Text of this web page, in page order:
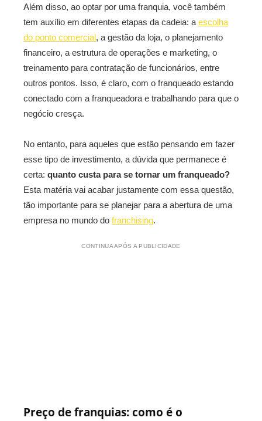
Além disso, ao optar por uma franquia, você também
tem auxílio em diferentes etapas da cadeia: a escolha
do ponto comercial, a gestão da loja, o planejamento
financeiro, a estrutura de operações e marketing, o
treinamento para contratação de funcionários, entre
outros pontos. Isso, é claro, com o franqueado estando
conectado com a franqueadora e trabalhando para que o
negócio cresça.
No entanto, para aqueles que estão pensando em fazer
esse tipo de investimento, a dúvida que permanece é
certa: quanto custa para se tornar um franqueado?
Esta matéria vai acabar justamente com essa questão,
tão importante para se planejar para a abertura de uma
empresa no mundo do franchising.
CONTINUA APÓS A PUBLICIDADE
Preço de franquias: como é o